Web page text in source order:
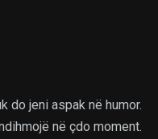
do jeni aspak në humor.
në çdo moment.